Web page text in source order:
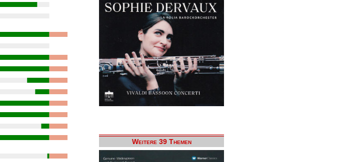
Weitere 39 Themen